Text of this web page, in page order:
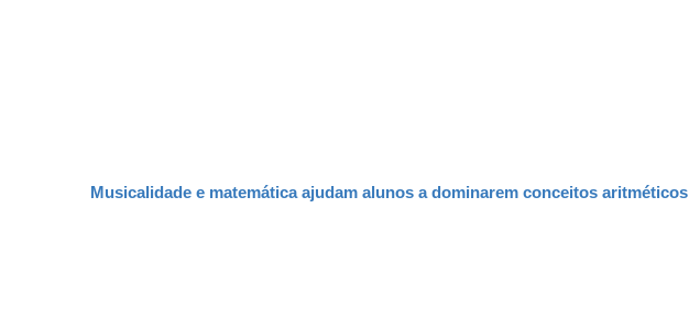
Musicalidade e matemática ajudam alunos a dominarem conceitos aritméticos